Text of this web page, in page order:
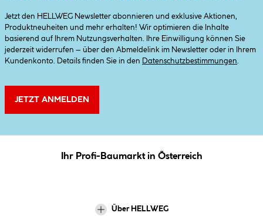
Jetzt den HELLWEG Newsletter abonnieren und exklusive Aktionen,
Produktneuheiten und mehr erhalten! Wir optimieren die Inhalte
basierend auf Ihrem Nutzungsverhalten. Ihre Einwilligung können Sie
jederzeit widerrufen – über den Abmeldelink im Newsletter oder in Ihrem
Kundenkonto. Details finden Sie in den
Datenschutzbestimmungen
JETZT ANMELDEN
Ihr Profi-Baumarkt in Österreich
Über HELLWEG